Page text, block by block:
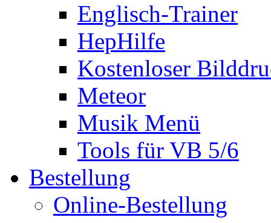
Englisch-Trainer
HepHilfe
Kostenloser
Meteor
Musik Menü
Tools für VB 5/6
Bestellung
Online-Bestellung